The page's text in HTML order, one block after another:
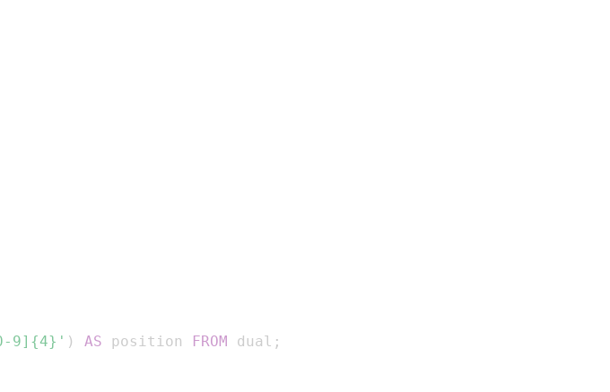
9]{4}' ) AS position FROM dual ;